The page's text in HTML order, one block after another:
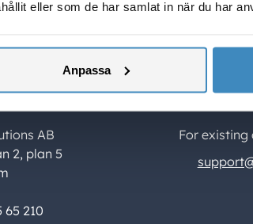
eller som de har samlat in när du har
Anpassa
AB
2, plan 5
65 210
For existing